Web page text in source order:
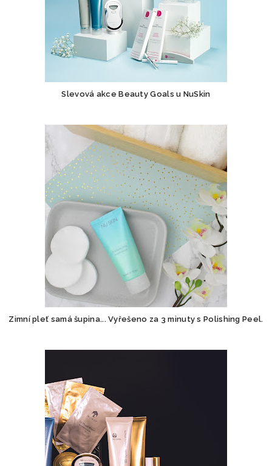
Slevová akce Beauty Goals u NuSkin
Zimní pleť samá šupina... Vyřešeno za 3 minuty s Polishing Peel.